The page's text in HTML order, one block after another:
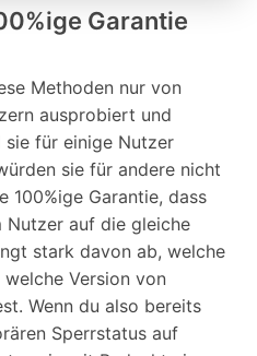
Garantie
Methoden nur von
ausprobiert und
sie für einige Nutzer
sie für andere nicht
100%ige Garantie, dass
Nutzer auf die gleiche
stark davon ab, welche
Version von
Wenn du also bereits
Sperrstatus auf